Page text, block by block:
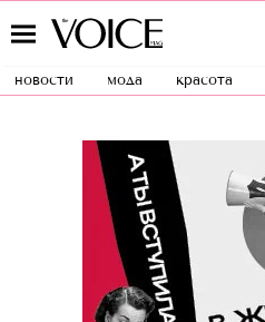
новости мода красота